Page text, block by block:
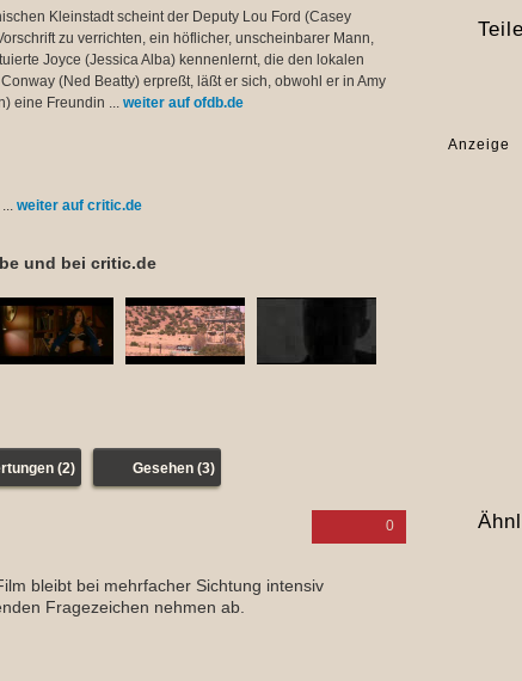
Kleinstadt scheint der Deputy Lou Ford (Casey
zu verrichten, ein höflicher, unscheinbarer Mann,
Joyce (Jessica Alba) kennenlernt, die den lokalen
(Ned Beatty) erpreßt, läßt er sich, obwohl er in Amy
eine Freundin ... weiter auf ofdb.de
weiter auf critic.de
und bei critic.de
(2) Gesehen (3)
bleibt bei mehrfacher Sichtung intensiv
Fragezeichen nehmen ab.
0
Anzeige